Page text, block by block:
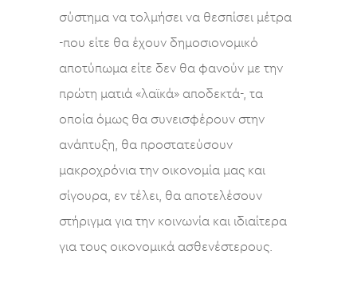
σύστημα να τολμήσει να θεσπίσει μέτρα
-που είτε θα έχουν δημοσιονομικό
αποτύπωμα είτε δεν θα φανούν με την
πρώτη ματιά «λαϊκά» αποδεκτά-, τα
οποία όμως θα συνεισφέρουν στην
ανάπτυξη, θα προστατεύσουν
μακροχρόνια την οικονομία μας και
σίγουρα, εν τέλει, θα αποτελέσουν
στήριγμα για την κοινωνία και ιδιαίτερα
για τους οικονομικά ασθενέστερους.